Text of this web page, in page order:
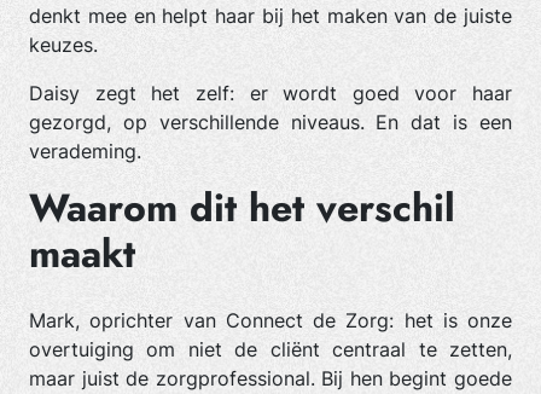
denkt mee en helpt haar bij het maken van de juiste
keuzes.
Daisy zegt het zelf: er wordt goed voor haar
gezorgd, op verschillende niveaus. En dat is een
verademing.
Waarom dit het verschil
maakt
Mark, oprichter van Connect de Zorg: het is onze
overtuiging om niet de cliënt centraal te zetten,
maar juist de zorgprofessional. Bij hen begint goede